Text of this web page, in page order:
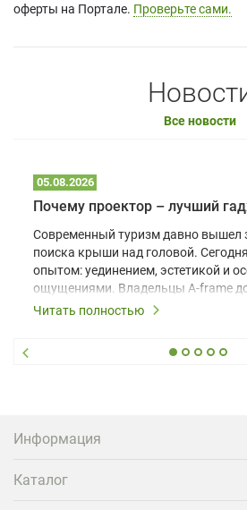
оферты на Портале. Проверьте сами.
Все новости
05.08.2026
Современный туризм давно вышел
поиска крыши над головой.
опытом: уединением, эстетикой и
ощущениями. Владельцы A-frame
шале понимают, что конкуренция
вернуться и поделиться
проектора.
Читать полностью
Информация
Каталог